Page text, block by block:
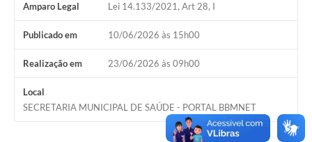
Amparo Legal Lei 14.133/2021, Art 28, I
Publicado em 10/06/2026 às 15h00
Realização em 23/06/2026 às 09h00
Local
SECRETARIA MUNICIPAL DE SAÚDE - PORTAL BBMNET